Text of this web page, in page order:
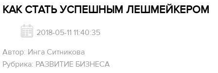
КАК СТАТЬ УСПЕШНЫМ ЛЕШМЕЙКЕРОМ
2018-05-11 11:40:35
Автор: Инга Ситникова
Рубрика: РАЗВИТИЕ БИЗНЕСА